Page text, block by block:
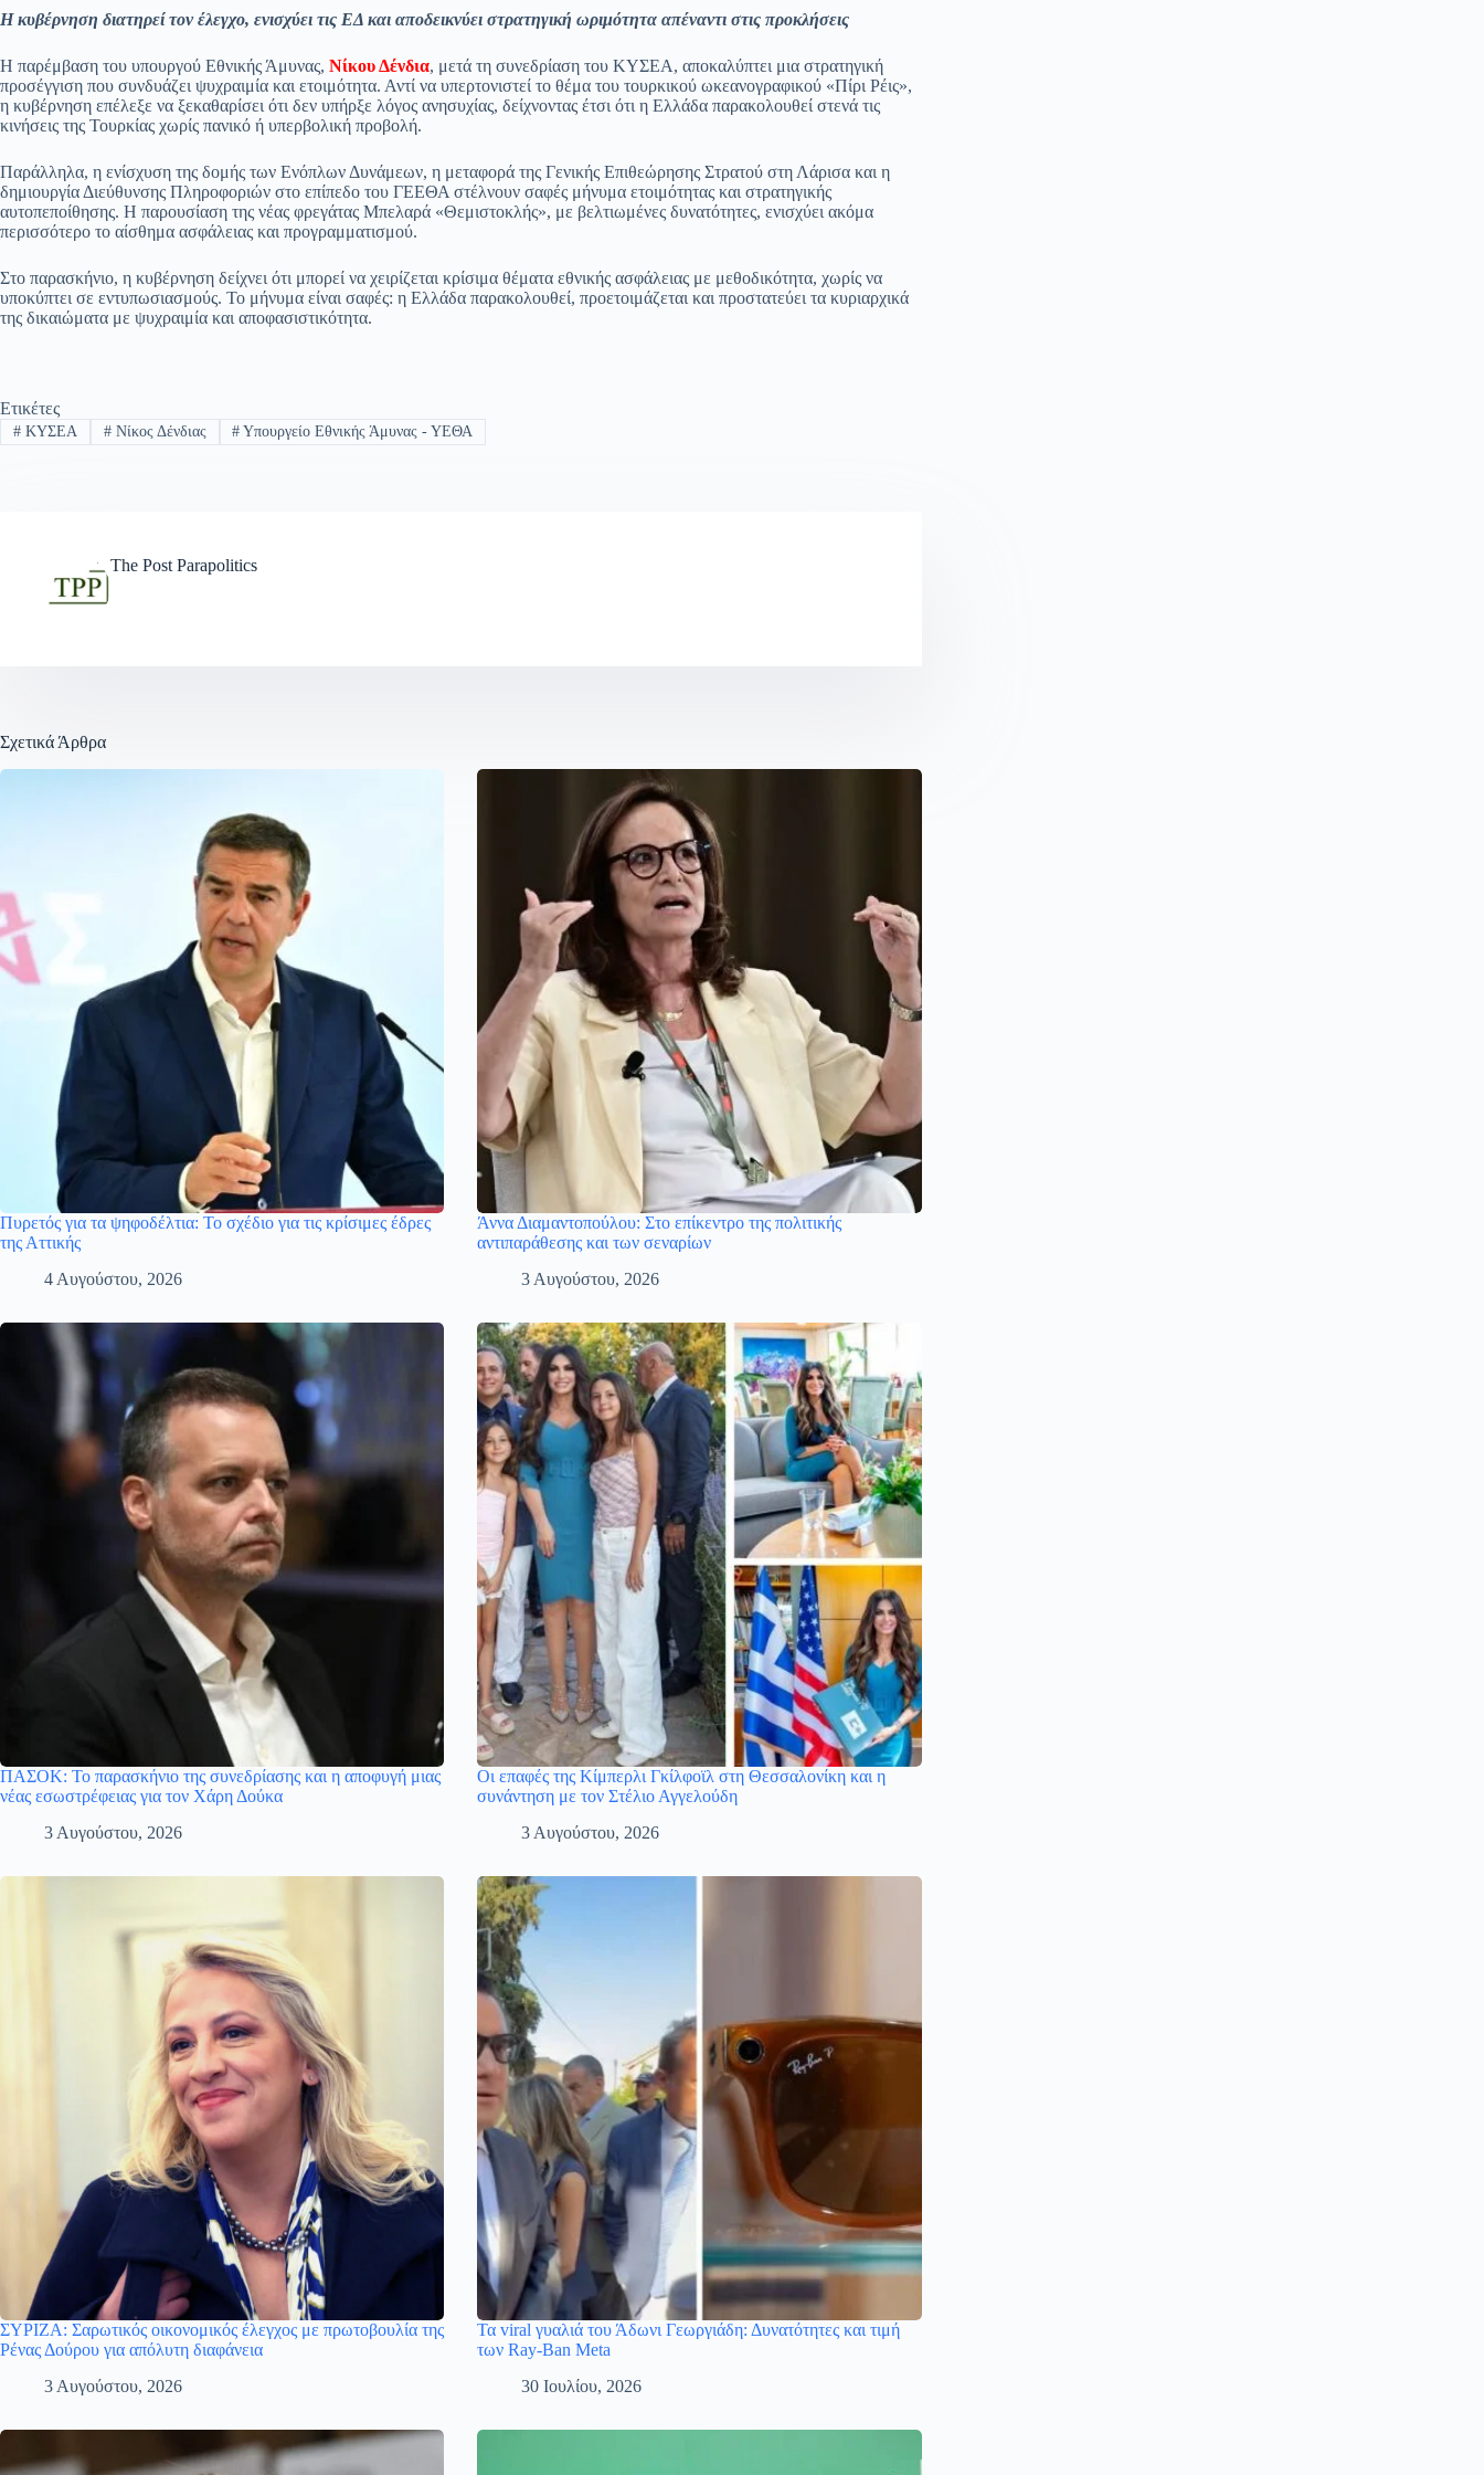
bo
ok
ts
A
pp
a
m
sa
ge
ail
ail
α
στ
εί
τε
Η κυβέρνηση διατηρεί τον έλεγχο, ενισχύει τις ΕΔ και αποδεικνύει στρατηγική ωριμότητα απέναντι στις προκλήσεις
Η παρέμβαση του υπουργού Εθνικής Άμυνας, Νίκου Δένδια, μετά τη συνεδρίαση του ΚΥΣΕΑ, αποκαλύπτει μια στρατηγική
προσέγγιση που συνδυάζει ψυχραιμία και ετοιμότητα. Αντί να υπερτονιστεί το θέμα του τουρκικού ωκεανογραφικού «Πίρι Ρέις»,
η κυβέρνηση επέλεξε να ξεκαθαρίσει ότι δεν υπήρξε λόγος ανησυχίας, δείχνοντας έτσι ότι η Ελλάδα παρακολουθεί στενά τις
κινήσεις της Τουρκίας χωρίς πανικό ή υπερβολική προβολή.
Παράλληλα, η ενίσχυση της δομής των Ενόπλων Δυνάμεων, η μεταφορά της Γενικής Επιθεώρησης Στρατού στη Λάρισα και η
δημιουργία Διεύθυνσης Πληροφοριών στο επίπεδο του ΓΕΕΘΑ στέλνουν σαφές μήνυμα ετοιμότητας και στρατηγικής
αυτοπεποίθησης. Η παρουσίαση της νέας φρεγάτας Μπελαρά «Θεμιστοκλής», με βελτιωμένες δυνατότητες, ενισχύει ακόμα
περισσότερο το αίσθημα ασφάλειας και προγραμματισμού.
Στο παρασκήνιο, η κυβέρνηση δείχνει ότι μπορεί να χειρίζεται κρίσιμα θέματα εθνικής ασφάλειας με μεθοδικότητα, χωρίς να
υποκύπτει σε εντυπωσιασμούς. Το μήνυμα είναι σαφές: η Ελλάδα παρακολουθεί, προετοιμάζεται και προστατεύει τα κυριαρχικά
της δικαιώματα με ψυχραιμία και αποφασιστικότητα.
Ετικέτες
#ΚΥΣΕΑ #Νίκος Δένδιας # Υπουργείο Εθνικής Άμυνας - ΥΕΘΑ
The Post Parapolitics
Σχετικά Άρθρα
Πυρετός για τα ψηφοδέλτια: Το σχέδιο για τις κρίσιμες έδρες
της Αττικής
4 Αυγούστου, 2026
Άννα Διαμαντοπούλου: Στο επίκεντρο της πολιτικής
αντιπαράθεσης και των σεναρίων
3 Αυγούστου, 2026
ΠΑΣΟΚ: Το παρασκήνιο της συνεδρίασης και η αποφυγή μιας
νέας εσωστρέφειας για τον Χάρη Δούκα
3 Αυγούστου, 2026
Οι επαφές της Κίμπερλι Γκίλφοϊλ στη Θεσσαλονίκη και η
συνάντηση με τον Στέλιο Αγγελούδη
3 Αυγούστου, 2026
ΣΥΡΙΖΑ: Σαρωτικός οικονομικός έλεγχος με πρωτοβουλία της
Ρένας Δούρου για απόλυτη διαφάνεια
3 Αυγούστου, 2026
Τα viral γυαλιά του Άδωνι Γεωργιάδη: Δυνατότητες και τιμή
των Ray-Ban Meta
30 Ιουλίου, 2026